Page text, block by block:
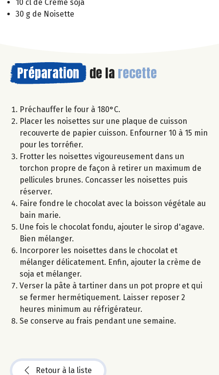
10 cl de Crème soja
30 g de Noisette
Préparation de la recette
Préchauffer le four à 180°C.
Placer les noisettes sur une plaque de cuisson
recouverte de papier cuisson. Enfourner 10 à 15 min
pour les torréfier.
Frotter les noisettes vigoureusement dans un
torchon propre de façon à retirer un maximum de
pellicules brunes. Concasser les noisettes puis
réserver.
Faire fondre le chocolat avec la boisson végétale au
bain marie.
Une fois le chocolat fondu, ajouter le sirop d'agave.
Bien mélanger.
Incorporer les noisettes dans le chocolat et
mélanger délicatement. Enfin, ajouter la crème de
soja et mélanger.
Verser la pâte à tartiner dans un pot propre et qui
se fermer hermétiquement. Laisser reposer 2
heures minimum au réfrigérateur.
Se conserve au frais pendant une semaine.
Retour à la liste